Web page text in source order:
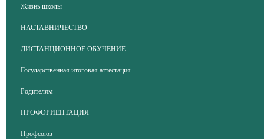
Жизнь школы
НАСТАВНИЧЕСТВО
ДИСТАНЦИОННОЕ ОБУЧЕНИЕ
Государственная итоговая аттестация
Родителям
ПРОФОРИЕНТАЦИЯ
Профсоюз